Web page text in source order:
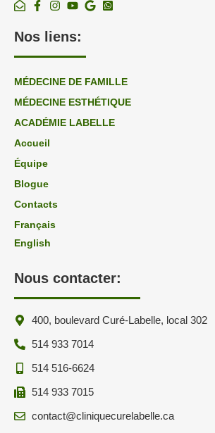
Nos liens:
MÉDECINE DE FAMILLE
MÉDECINE ESTHÉTIQUE
ACADÉMIE LABELLE
Accueil
Équipe
Blogue
Contacts
Français
English
Nous contacter:
400, boulevard Curé-Labelle, local 302
514 933 7014
514 516-6624
514 933 7015
contact@cliniquecurelabelle.ca